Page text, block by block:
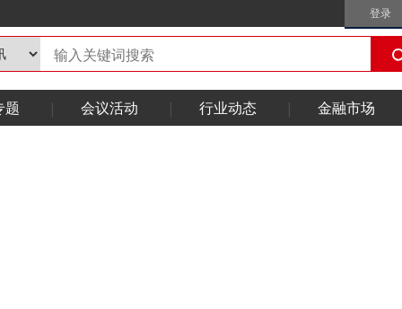
登录
题 会议活动 行业动态 金融市场